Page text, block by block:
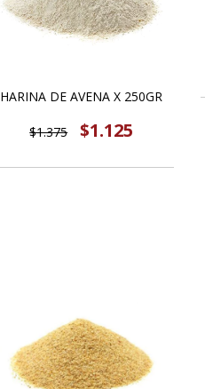
HARINA DE AVENA X 250GR
$1.375 $1.125